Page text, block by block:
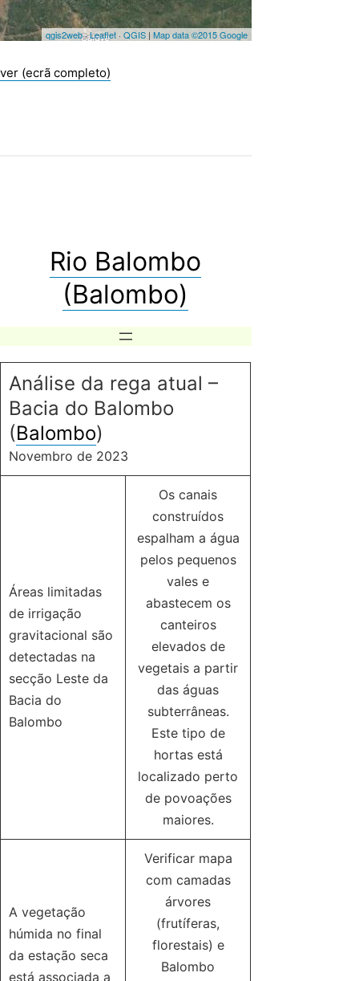
ver (ecrã completo)
Rio Balombo
(Balombo)
Análise da rega atual –
Bacia do Balombo
(Balombo)
Novembro de 2023
Áreas limitadas
de irrigação
gravitacional são
detectadas na
secção Leste da
Bacia do
Balombo
Os canais
construídos
espalham a água
pelos pequenos
vales e
abastecem os
canteiros
elevados de
vegetais a partir
das águas
subterrâneas.
Este tipo de
hortas está
localizado perto
de povoações
maiores.
A vegetação
húmida no final
da estação seca
está associada a
Verificar mapa
com camadas
árvores
(frutíferas,
florestais) e
Balombo